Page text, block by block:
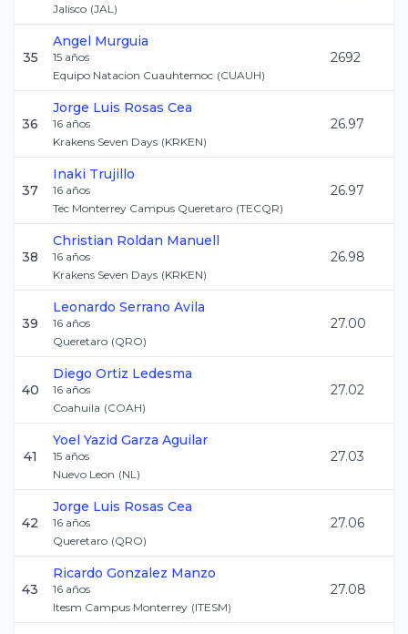
Jalisco (JAL)
35
Angel Murguia
15 años
Equipo Natacion Cuauhtemoc (CUAUH)
2692
36
Jorge Luis Rosas Cea
16 años
Krakens Seven Days (KRKEN)
26.97
37
Inaki Trujillo
16 años
Tec Monterrey Campus Queretaro (TECQR)
26.97
38
Christian Roldan Manuell
16 años
Krakens Seven Days (KRKEN)
26.98
39
Leonardo Serrano Avila
16 años
Queretaro (QRO)
27.00
40
Diego Ortiz Ledesma
16 años
Coahuila (COAH)
27.02
41
Yoel Yazid Garza Aguilar
15 años
Nuevo Leon (NL)
27.03
42
Jorge Luis Rosas Cea
16 años
Queretaro (QRO)
27.06
43
Ricardo Gonzalez Manzo
16 años
Itesm Campus Monterrey (ITESM)
27.08